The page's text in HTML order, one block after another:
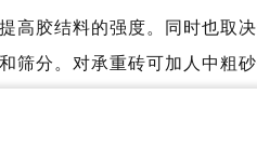
高胶结料的强度。同时也取
筛分。对承重砖可加人中粗